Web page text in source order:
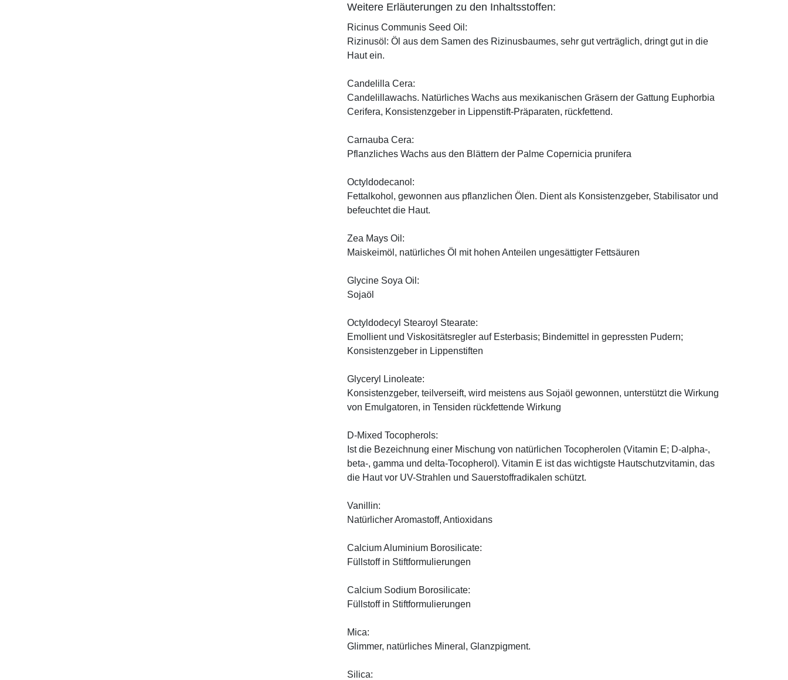
Weitere Erläuterungen zu den Inhaltsstoffen:
Ricinus Communis Seed Oil:
Rizinusöl: Öl aus dem Samen des Rizinusbaumes, sehr gut verträglich, dringt gut in die
Haut ein.
Candelilla Cera:
Candelillawachs. Natürliches Wachs aus mexikanischen Gräsern der Gattung Euphorbia
Cerifera, Konsistenzgeber in Lippenstift-Präparaten, rückfettend.
Carnauba Cera:
Pflanzliches Wachs aus den Blättern der Palme Copernicia prunifera
Octyldodecanol:
Fettalkohol, gewonnen aus pflanzlichen Ölen. Dient als Konsistenzgeber, Stabilisator und
befeuchtet die Haut.
Zea Mays Oil:
Maiskeimöl, natürliches Öl mit hohen Anteilen ungesättigter Fettsäuren
Glycine Soya Oil:
Sojaöl
Octyldodecyl Stearoyl Stearate:
Emollient und Viskositätsregler auf Esterbasis; Bindemittel in gepressten Pudern;
Konsistenzgeber in Lippenstiften
Glyceryl Linoleate:
Konsistenzgeber, teilverseift, wird meistens aus Sojaöl gewonnen, unterstützt die Wirkung
von Emulgatoren, in Tensiden rückfettende Wirkung
D-Mixed Tocopherols:
Ist die Bezeichnung einer Mischung von natürlichen Tocopherolen (Vitamin E; D-alpha-,
beta-, gamma und delta-Tocopherol). Vitamin E ist das wichtigste Hautschutzvitamin, das
die Haut vor UV-Strahlen und Sauerstoffradikalen schützt.
Vanillin:
Natürlicher Aromastoff, Antioxidans
Calcium Aluminium Borosilicate:
Füllstoff in Stiftformulierungen
Calcium Sodium Borosilicate:
Füllstoff in Stiftformulierungen
Mica:
Glimmer, natürliches Mineral, Glanzpigment.
Silica: